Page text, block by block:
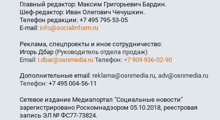
Главный редактор: Максим Григорьевич Бардин.
Шеф-редактор: Иван Олегович Чечушкин.
Телефон редакции: +7 495 795-53-05
E-mail: info@socialinform.ru
Реклама, спецпроекты и иное сотрудничество:
Игорь Дбар (Руководитель отдела продаж)
Email: i.dbar@osnmedia.ru Телефон: +7 909 936-02-90
Дополнительные email: reklama@osnmedia.ru, adv@osnmedia.ru
Телефон: +7 495 004-56-11
Сетевое издание Медиапортал "Социальные новости"
зарегистрировано Роскомнадзором 05.10.2018, реестровая
запись ЭЛ № ФС77-73824.